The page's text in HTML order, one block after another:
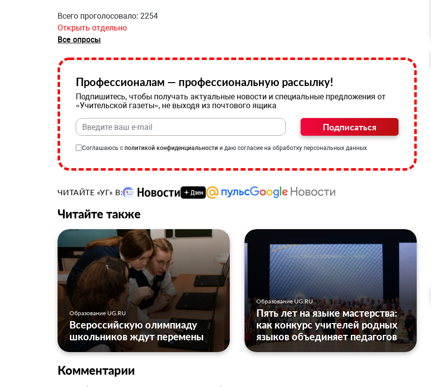
Всего проголосовало: 2254
Открыть отдельно
Все опросы
Профессионалам — профессиональную рассылку!
Подпишитесь, чтобы получать актуальные новости и специальные предложения от
«Учительской газеты», не выходя из почтового ящика
Подписаться
Соглашаюсь с политикой конфиденциальности и даю согласие на обработку персональных данных
ЧИТАЙТЕ «УГ» В:
Читайте также
Образование UG.RU
Всероссийскую олимпиаду
школьников ждут перемены
Образование UG.RU
Пять лет на языке мастерства:
как конкурс учителей родных
языков объединяет педагогов
Комментарии